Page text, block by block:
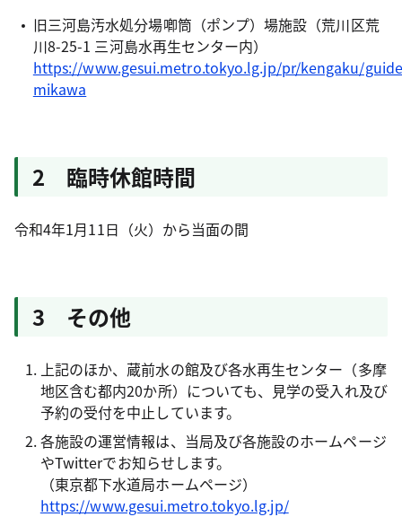
旧三河島汚水処分場喞筒（ポンプ）場施設（荒川区荒
川8-25-1 三河島水再生センター内）
https://www.gesui.metro.tokyo.lg.jp/pr/kengaku/
mikawa
2 臨時休館時間
令和4年1月11日（火）から当面の間
3 その他
上記のほか、蔵前水の館及び各水再生センター（多摩
地区含む都内20か所）についても、見学の受入れ及び
予約の受付を中止しています。
各施設の運営情報は、当局及び各施設のホームページ
やTwitterでお知らせします。
（東京都下水道局ホームページ）
https://www.gesui.metro.tokyo.lg.jp/